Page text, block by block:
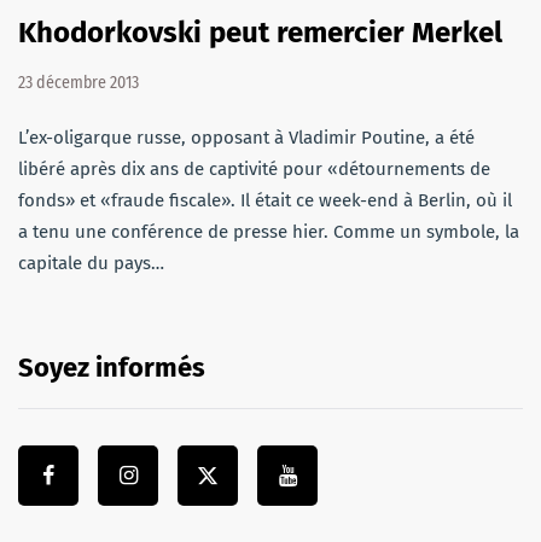
Khodorkovski peut remercier Merkel
23 décembre 2013
L’ex-oligarque russe, opposant à Vladimir Poutine, a été
libéré après dix ans de captivité pour «détournements de
fonds» et «fraude fiscale». Il était ce week-end à Berlin, où il
a tenu une conférence de presse hier. Comme un symbole, la
capitale du pays…
Soyez informés